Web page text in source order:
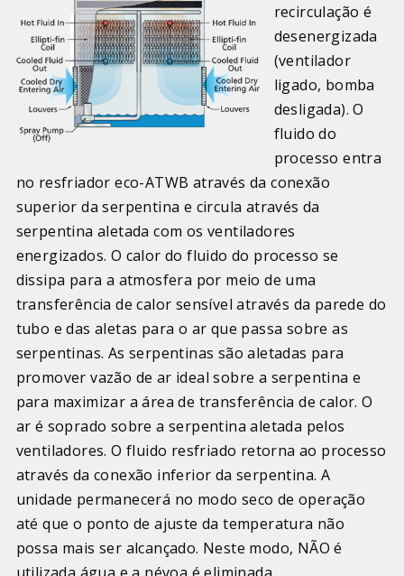
recirculação é
desenergizada
(ventilador
ligado, bomba
desligada). O
fluido do
processo entra
no resfriador eco-ATWB através da conexão
superior da serpentina e circula através da
serpentina aletada com os ventiladores
energizados. O calor do fluido do processo se
dissipa para a atmosfera por meio de uma
transferência de calor sensível através da parede do
tubo e das aletas para o ar que passa sobre as
serpentinas. As serpentinas são aletadas para
promover vazão de ar ideal sobre a serpentina e
para maximizar a área de transferência de calor. O
ar é soprado sobre a serpentina aletada pelos
ventiladores. O fluido resfriado retorna ao processo
através da conexão inferior da serpentina. A
unidade permanecerá no modo seco de operação
até que o ponto de ajuste da temperatura não
possa mais ser alcançado. Neste modo, NÃO é